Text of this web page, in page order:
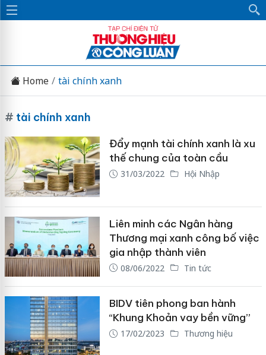
Home tài chính xanh
# tài chính xanh
Đẩy mạnh tài chính xanh là xu
thế chung của toàn cầu
31/03/2022 Hội Nhập
Liên minh các Ngân hàng
Thương mại xanh công bố việc
gia nhập thành viên
08/06/2022 Tin tức
BIDV tiên phong ban hành
“Khung Khoản vay bền vững”
17/02/2023 Thương hiệu